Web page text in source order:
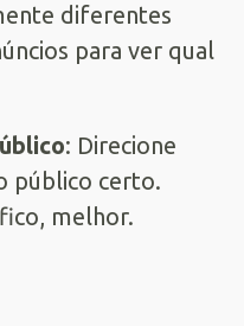
diferentes
para ver qual
: Direcione
público certo.
melhor.